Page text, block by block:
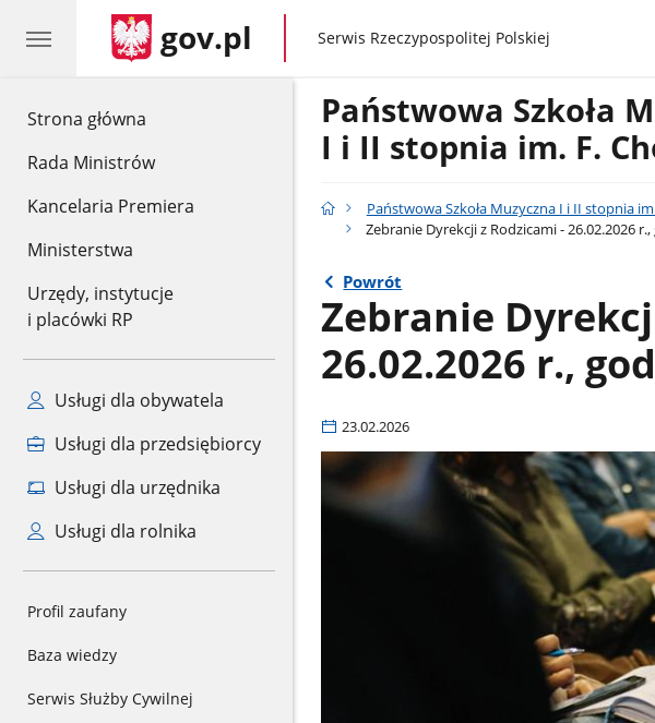
Strona główna
Rada Ministrów
Kancelaria Premiera
Ministerstwa
Urzędy, instytucje
i placówki RP
Usługi dla obywatela
Usługi dla przedsiębiorcy
Usługi dla urzędnika
Usługi dla rolnika
Profil zaufany
Baza wiedzy
Serwis Służby Cywilnej
gov.pl gov.pl
Serwis Rzeczypospolitej Polskiej
Państwowa Szkoła
I i II stopnia im. F.
Państwowa Szkoła Muzyczna I i II stopnia
Zebranie Dyrekcji z Rodzicami - 26.02.2026 r.,
Powrót
Zebranie
26.02.2026 r.,
23.02.2026